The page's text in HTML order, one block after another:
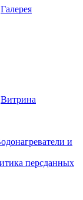
Галерея
Витрина
и
персданных